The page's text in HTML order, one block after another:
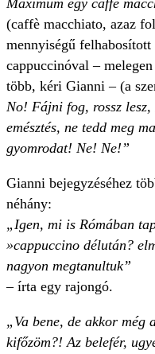
Maximum egy caffè
(caffè macchiato, azaz
mennyiségű
cappuccinóval –
több, kéri Gianni – (a
No! Fájni fog, rossz
emésztés, ne tedd meg
gyomrodat! Ne! Ne!”
Gianni bejegyzéséhez
néhány:
„Igen, mi is Rómában
»cappuccino délután?
nagyon megtanultuk”
– írta egy rajongó.
„Va bene, de akkor még
kifőzöm?! Az belefér,